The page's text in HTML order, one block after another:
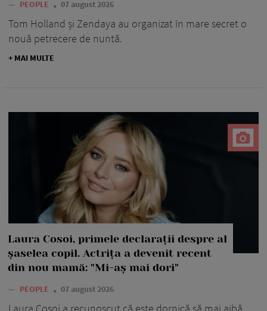
— PEOPLE 07 august 2026
Tom Holland și Zendaya au organizat în mare secret o
nouă petrecere de nuntă.
+ MAI MULTE
Laura Cosoi, primele declarații despre al
șaselea copil. Actrița a devenit recent
din nou mamă: "Mi-aș mai dori"
— PEOPLE 07 august 2026
Laura Cosoi a recunoscut că este dornică să mai aibă